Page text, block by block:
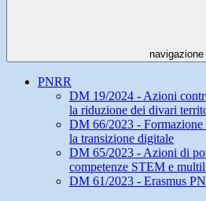
navigazione
PNRR
DM 19/2024 - Azioni
la riduzione dei divari
DM 66/2023 - Formazione
la transizione digitale
DM 65/2023 - Azioni di
competenze STEM e
DM 61/2023 - Erasmus